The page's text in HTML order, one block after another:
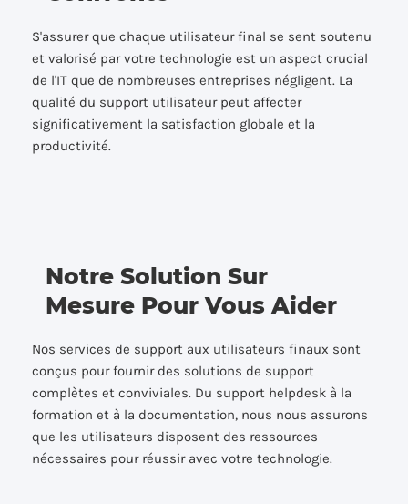
S'assurer que chaque utilisateur final se sent soutenu
et valorisé par votre technologie est un aspect crucial
de l'IT que de nombreuses entreprises négligent. La
qualité du support utilisateur peut affecter
significativement la satisfaction globale et la
productivité.
Notre Solution Sur
Mesure Pour Vous Aider
Nos services de support aux utilisateurs finaux sont
conçus pour fournir des solutions de support
complètes et conviviales. Du support helpdesk à la
formation et à la documentation, nous nous assurons
que les utilisateurs disposent des ressources
nécessaires pour réussir avec votre technologie.